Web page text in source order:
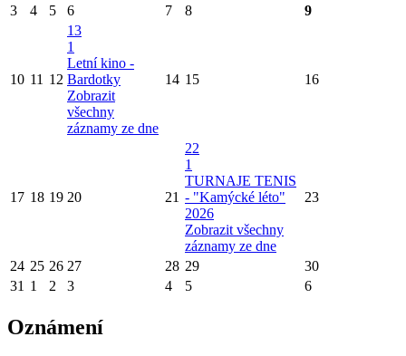
3
4 5 6 7 8 9
10 11 12
13
1
Letní kino -
Bardotky
Zobrazit
všechny
záznamy ze dne
14 15 16
17 18 19 20 21
22
1
TURNAJE TENIS
- "Kamýcké léto"
2026
Zobrazit všechny
záznamy ze dne
23
24 25 26 27 28 29
30
31 1 2 3 4 5 6
Oznámení